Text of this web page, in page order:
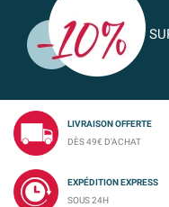
LIVRAISON OFFERTE
DÈS 49€ D'ACHAT
EXPÉDITION EXPRESS
SOUS 24H